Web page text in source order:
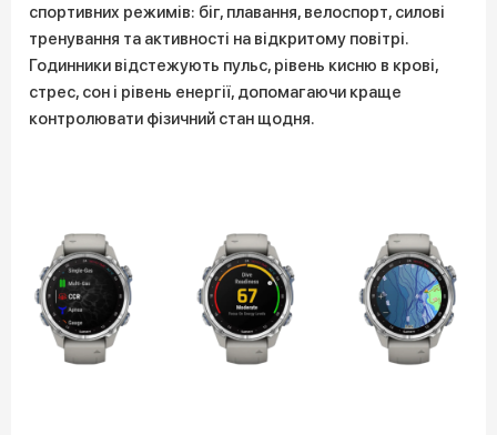
спортивних режимів: біг, плавання, велоспорт, силові
тренування та активності на відкритому повітрі.
Годинники відстежують пульс, рівень кисню в крові,
стрес, сон і рівень енергії, допомагаючи краще
контролювати фізичний стан щодня.